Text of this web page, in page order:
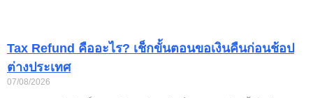
Tax Refund คืออะไร? เช็กขั้นตอนขอเงินคืนก่อนช้อป
ต่างประเทศ
07/08/2026